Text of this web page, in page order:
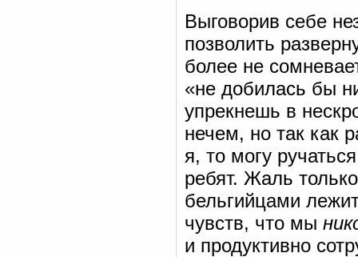
Выговорив себе
позволить
более не
«не добилась бы
упрекнешь в
нечем, но так как
я, то могу
ребят. Жаль
бельгийцами
чувств, что мы
и продуктивно